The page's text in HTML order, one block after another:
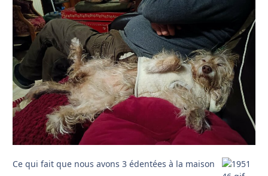
Ce qui fait que nous avons 3 édentées à la maison